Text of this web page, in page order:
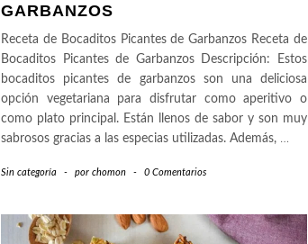
GARBANZOS
Receta de Bocaditos Picantes de Garbanzos Receta de
Bocaditos Picantes de Garbanzos Descripción: Estos
bocaditos picantes de garbanzos son una deliciosa
opción vegetariana para disfrutar como aperitivo o
como plato principal. Están llenos de sabor y son muy
sabrosos gracias a las especias utilizadas. Además, …
Sin categoría - por chomon - 0 Comentarios